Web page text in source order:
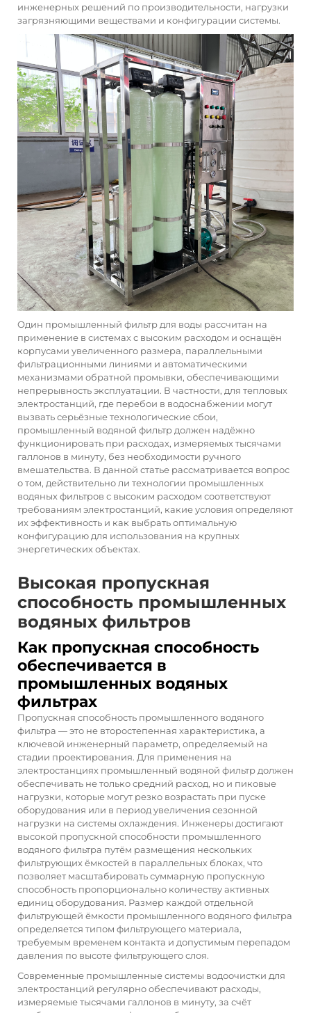
инженерных решений по производительности, нагрузки
загрязняющими веществами и конфигурации системы.
Один промышленный фильтр для воды рассчитан на
применение в системах с высоким расходом и оснащён
корпусами увеличенного размера, параллельными
фильтрационными линиями и автоматическими
механизмами обратной промывки, обеспечивающими
непрерывность эксплуатации. В частности, для тепловых
электростанций, где перебои в водоснабжении могут
вызвать серьёзные технологические сбои,
промышленный водяной фильтр должен надёжно
функционировать при расходах, измеряемых тысячами
галлонов в минуту, без необходимости ручного
вмешательства. В данной статье рассматривается вопрос
о том, действительно ли технологии промышленных
водяных фильтров с высоким расходом соответствуют
требованиям электростанций, какие условия определяют
их эффективность и как выбрать оптимальную
конфигурацию для использования на крупных
энергетических объектах.
Высокая пропускная
способность промышленных
водяных фильтров
Как пропускная способность
обеспечивается в
промышленных водяных
фильтрах
Пропускная способность промышленного водяного
фильтра — это не второстепенная характеристика, а
ключевой инженерный параметр, определяемый на
стадии проектирования. Для применения на
электростанциях промышленный водяной фильтр должен
обеспечивать не только средний расход, но и пиковые
нагрузки, которые могут резко возрастать при пуске
оборудования или в период увеличения сезонной
нагрузки на системы охлаждения. Инженеры достигают
высокой пропускной способности промышленного
водяного фильтра путём размещения нескольких
фильтрующих ёмкостей в параллельных блоках, что
позволяет масштабировать суммарную пропускную
способность пропорционально количеству активных
единиц оборудования. Размер каждой отдельной
фильтрующей ёмкости промышленного водяного фильтра
определяется типом фильтрующего материала,
требуемым временем контакта и допустимым перепадом
давления по высоте фильтрующего слоя.
Современные промышленные системы водоочистки для
электростанций регулярно обеспечивают расходы,
измеряемые тысячами галлонов в минуту, за счёт